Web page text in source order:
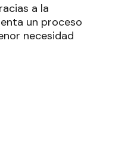
a la
un proceso
necesidad